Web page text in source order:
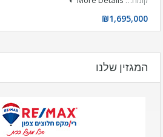
₪1,695,000
המגזין שלנו